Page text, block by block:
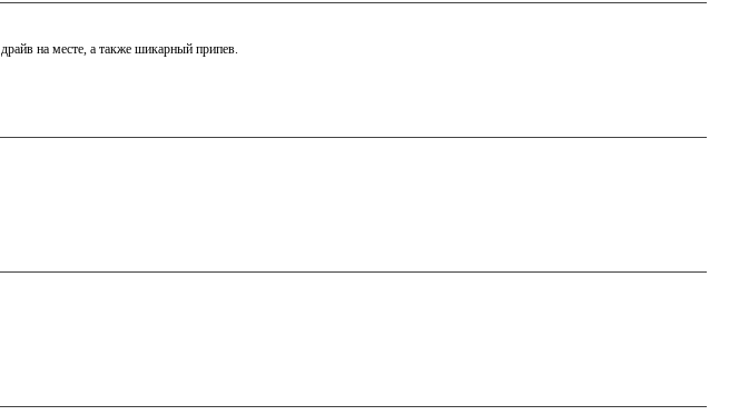
на месте, а также шикарный припев.